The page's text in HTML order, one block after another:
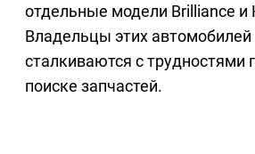
отдельные модели Brilliance и
Владельцы этих
сталкиваются с трудностями
поиске запчастей.